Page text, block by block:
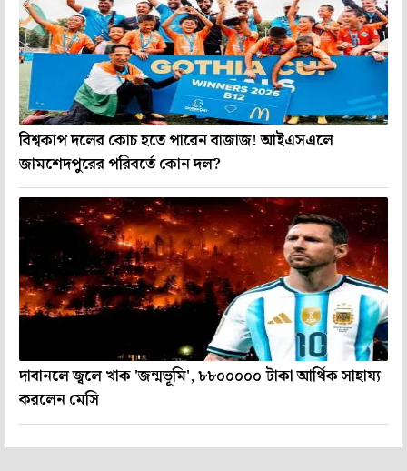
বিশ্বকাপ দলের কোচ হতে পারেন বাজাজ! আইএসএলে
জামশেদপুরের পরিবর্তে কোন দল?
দাবানলে জ্বলে খাক 'জন্মভূমি', ৮৮০০০০০ টাকা আর্থিক সাহায্য
করলেন মেসি